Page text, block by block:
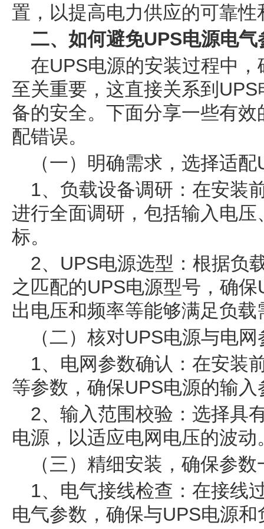
置，以提高电力供应的可靠性
二、如何避免UPS电源电
在UPS电源的安装过程中
至关重要，这直接关系到
备的安全。下面分享一些有
配错误。
（一）明确需求，选择适
1、负载设备调研：在安装
进行全面调研，包括输入电
标。
2、UPS电源选型：根据负
之匹配的UPS电源型号，确
出电压和频率等能够满足负载
（二）核对UPS电源与电网
1、电网参数确认：在安装
等参数，确保UPS电源的输
2、输入范围校验：选择具
电源，以适应电网电压的波动
（三）精细安装，确保参数
1、电气接线检查：在接线
电气参数，确保与UPS电源